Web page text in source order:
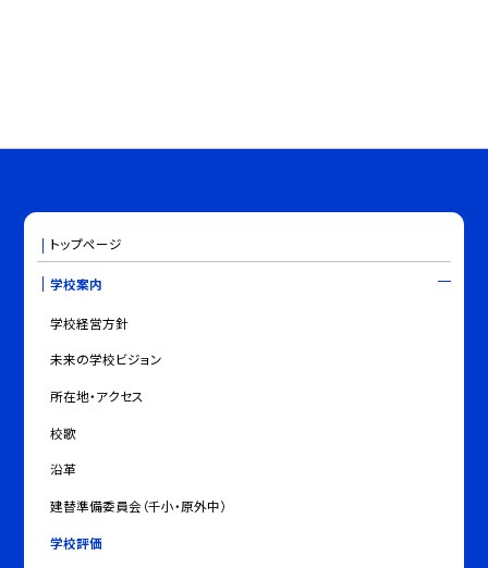
トップページ
学校案内
学校経営方針
未来の学校ビジョン
所在地・アクセス
校歌
沿革
建替準備委員会（千小・原外中）
学校評価